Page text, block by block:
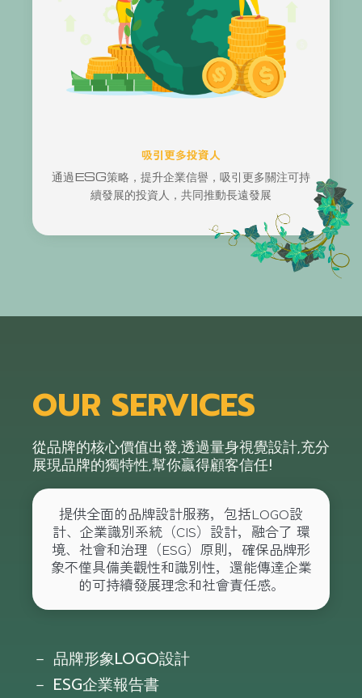
吸引更多投資人
通過ESG策略，提升企業信譽，吸引更多關注可持
續發展的投資人，共同推動長遠發展
－ 品牌形象LOGO設計
－ ESG企業報告書
OUR SERVICES
從品牌的核心價值出發,透過量身視覺設計,充分
展現品牌的獨特性,幫你贏得顧客信任!
提供全面的品牌設計服務，包括LOGO設
計、企業識別系統（CIS）設計，融合了 環
境、社會和治理（ESG）原則，確保品牌形
象不僅具備美觀性和識別性，還能傳達企業
的可持續發展理念和社會責任感。